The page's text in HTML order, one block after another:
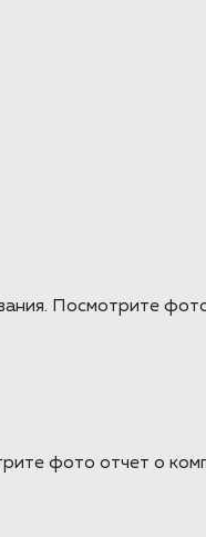
Посмотрите
фото отчет о